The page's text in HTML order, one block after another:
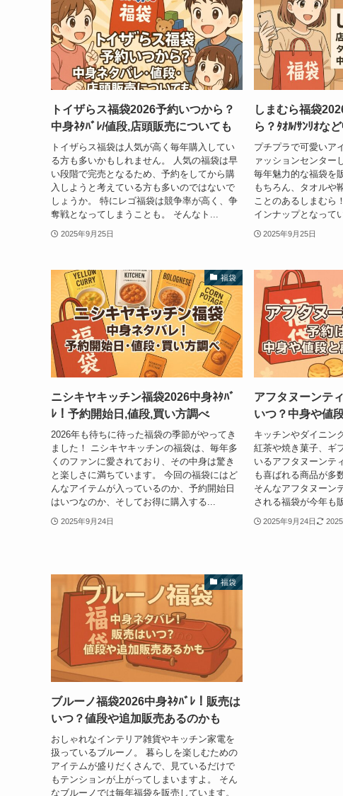
トイザらス福袋2026予約いつから？
中身ﾈﾀﾊﾞﾚ/値段,店頭販売についても
トイザらス福袋は人気が高く毎年購入してい
る方も多いかもしれません。 人気の福袋は早
い段階で完売となるため、予約をしてから購
入しようと考えている方も多いのではないで
しょうか。 特にレゴ福袋は競争率が高く、争
奪戦となってしまうことも。 そんなト...
2025年9月25日
しまむら福袋
ら？ﾀｵﾙ/ｻﾝﾘｵな
プチプラで可愛いア
ァッションセンター
毎年魅力的な福袋を
もちろん、タオルや
ことのあるしまむら
インナップとなって
2025年9月25日
福袋
ニシキヤキッチン福袋2026中身ﾈﾀﾊﾞ
ﾚ！予約開始日,値段,買い方調べ
2026年も待ちに待った福袋の季節がやってき
ました！ ニシキヤキッチンの福袋は、毎年多
くのファンに愛されており、その中身は驚き
と楽しさに満ちています。 今回の福袋にはど
んなアイテムが入っているのか、予約開始日
はいつなのか、そしてお得に購入する...
2025年9月24日
アフタヌーンテ
いつ？中身や値
キッチンやダイニン
紅茶や焼き菓子、ギ
いるアフタヌーンテ
も喜ばれる商品が多
そんなアフタヌーン
される福袋が今年も
2025年9月24日
福袋
ブルーノ福袋2026中身ﾈﾀﾊﾞﾚ！販売は
いつ？値段や追加販売あるのかも
おしゃれなインテリア雑貨やキッチン家電を
扱っているブルーノ。 暮らしを楽しむための
アイテムが盛りだくさんで、見ているだけで
もテンションが上がってしまいますよ。 そん
なブルーノでは毎年福袋を販売しています。